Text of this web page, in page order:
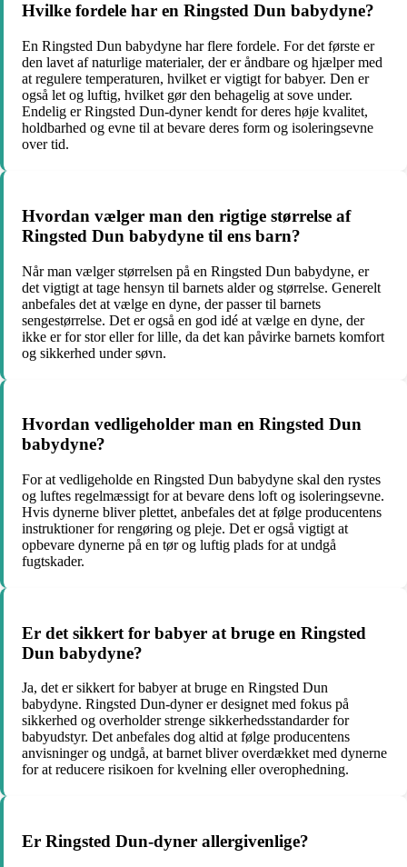
Hvilke fordele har en Ringsted Dun babydyne?
En Ringsted Dun babydyne har flere fordele. For det første er
den lavet af naturlige materialer, der er åndbare og hjælper med
at regulere temperaturen, hvilket er vigtigt for babyer. Den er
også let og luftig, hvilket gør den behagelig at sove under.
Endelig er Ringsted Dun-dyner kendt for deres høje kvalitet,
holdbarhed og evne til at bevare deres form og isoleringsevne
over tid.
Hvordan vælger man den rigtige størrelse af
Ringsted Dun babydyne til ens barn?
Når man vælger størrelsen på en Ringsted Dun babydyne, er
det vigtigt at tage hensyn til barnets alder og størrelse. Generelt
anbefales det at vælge en dyne, der passer til barnets
sengestørrelse. Det er også en god idé at vælge en dyne, der
ikke er for stor eller for lille, da det kan påvirke barnets komfort
og sikkerhed under søvn.
Hvordan vedligeholder man en Ringsted Dun
babydyne?
For at vedligeholde en Ringsted Dun babydyne skal den rystes
og luftes regelmæssigt for at bevare dens loft og isoleringsevne.
Hvis dynerne bliver plettet, anbefales det at følge producentens
instruktioner for rengøring og pleje. Det er også vigtigt at
opbevare dynerne på en tør og luftig plads for at undgå
fugtskader.
Er det sikkert for babyer at bruge en Ringsted
Dun babydyne?
Ja, det er sikkert for babyer at bruge en Ringsted Dun
babydyne. Ringsted Dun-dyner er designet med fokus på
sikkerhed og overholder strenge sikkerhedsstandarder for
babyudstyr. Det anbefales dog altid at følge producentens
anvisninger og undgå, at barnet bliver overdækket med dynerne
for at reducere risikoen for kvelning eller overophedning.
Er Ringsted Dun-dyner allergivenlige?